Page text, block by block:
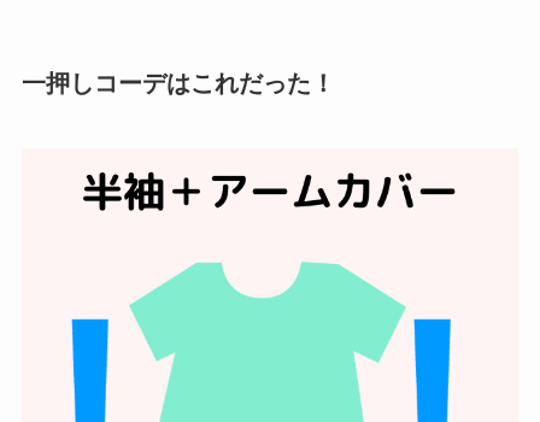
一押しコーデはこれだった！